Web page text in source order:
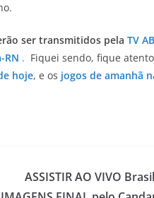
ser transmitidos pela TV
RN . Fiquei sendo, fique
hoje, e os jogos de amanhã
ASSISTIR AO VIVO